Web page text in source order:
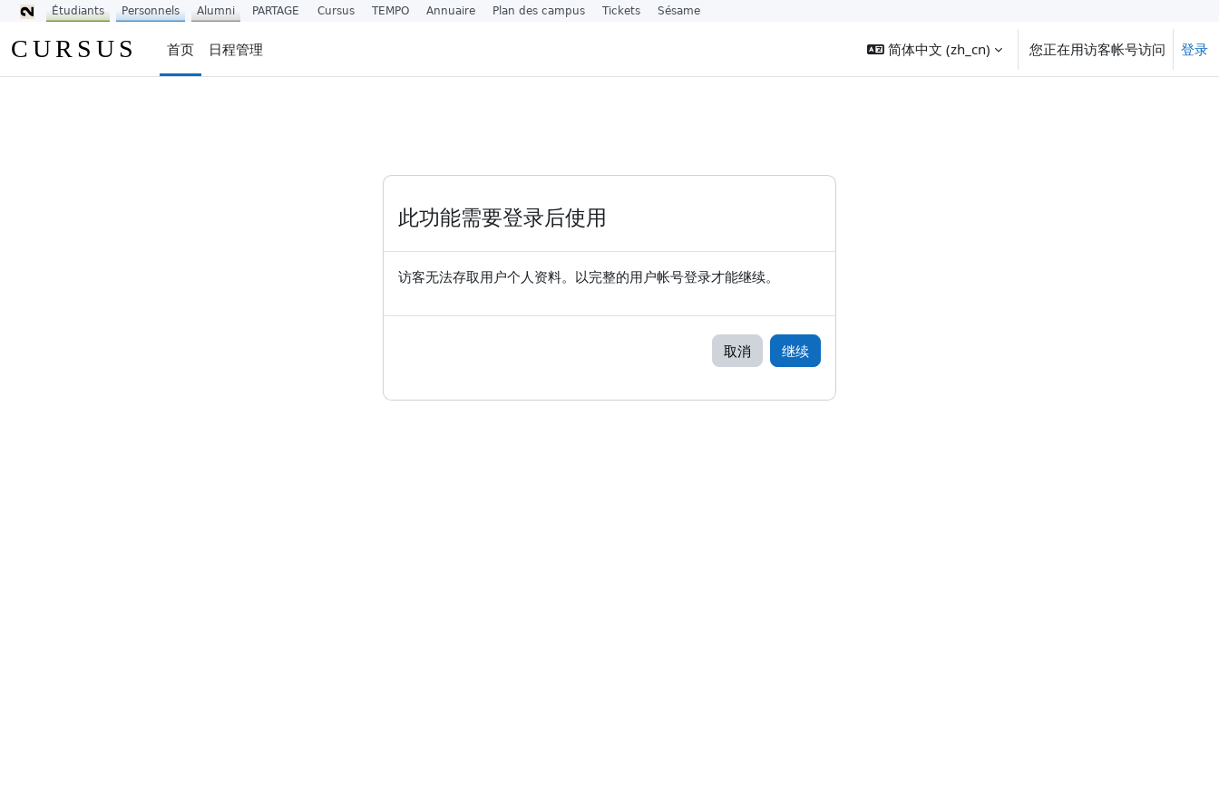
CURSUS 首页 日程管理 简体中文 ‎(zh_cn)‎ 您正在用访客帐号访问 登录
此功能需要登录后使用
访客无法存取用户个人资料。以完整的用户帐号登录才能继续。
取消 继续
Étudiants Personnels Alumni PARTAGE Cursus TEMPO Annuaire Plan des campus Tickets Sésame